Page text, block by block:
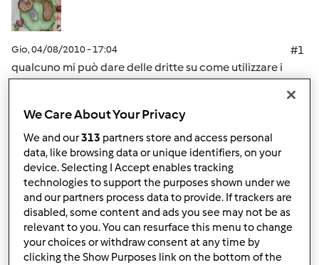
Gio, 04/08/2010 - 17:04
#1
qualcuno mi può dare delle dritte su come utilizzare i
pomodori verdi? mi hanno regalato un paio di chili di
provengono dalla Sardegna che assomigliano a quelli
insalatari e mi piacerebbe utilizzarli al meglio.
Consigli?????
In cima
Accedi o registratiper poter commentare
We Care About Your Privacy
We and our313 partners store and access personal
data, like browsing data or unique identifiers, on your
device. Selecting I Accept enables tracking
technologies to support the purposes shown under we
and our partners process data to provide. If trackers are
disabled, some content and ads you see may not be as
relevant to you. You can resurface this menu to change
your choices or withdraw consent at any time by
clicking the Show Purposes link on the bottom of the